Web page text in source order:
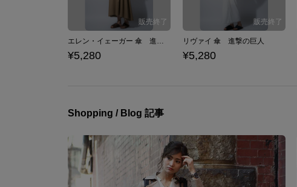
エレン・イェーガー 傘 進撃の巨人
¥5,280
リヴァイ 傘 進撃の巨人
¥5,280
Shopping / Blog 記事